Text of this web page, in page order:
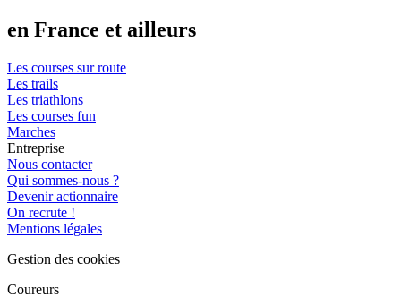
en France et ailleurs
Les courses sur route
Les trails
Les triathlons
Les courses fun
Marches
Entreprise
Nous contacter
Qui sommes-nous ?
Devenir actionnaire
On recrute !
Mentions légales
Gestion des cookies
Coureurs